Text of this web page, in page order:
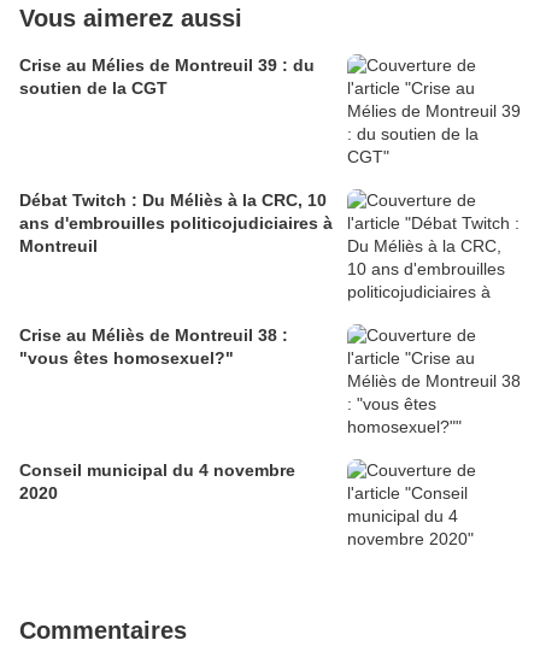
Vous aimerez aussi
Crise au Mélies de Montreuil 39 : du
soutien de la CGT
Débat Twitch : Du Méliès à la CRC, 10
ans d'embrouilles politicojudiciaires à
Montreuil
Crise au Méliès de Montreuil 38 :
"vous êtes homosexuel?"
Conseil municipal du 4 novembre
2020
Commentaires